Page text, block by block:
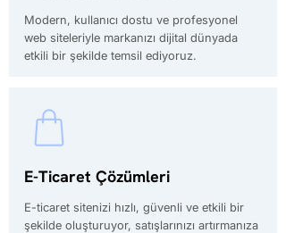
Modern, kullanıcı dostu ve profesyonel
web siteleriyle markanızı dijital dünyada
etkili bir şekilde temsil ediyoruz.
E-Ticaret Çözümleri
E-ticaret sitenizi hızlı, güvenli ve etkili bir
şekilde oluşturuyor, satışlarınızı artırmanıza